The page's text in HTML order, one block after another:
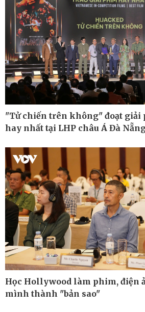
Ô tô - Xe máy
Ô tô
Xe máy
Tư vấn
Vì
"Tử chiến trên không" đoạt giải
hay nhất tại LHP châu Á Đà
Học Hollywood làm phim, điện
mình thành "bản sao"